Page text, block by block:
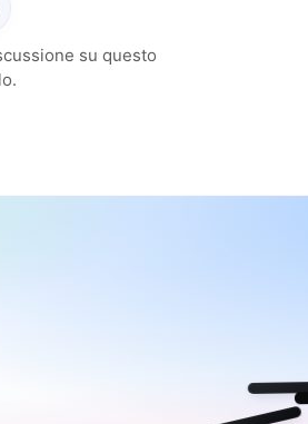
su questo